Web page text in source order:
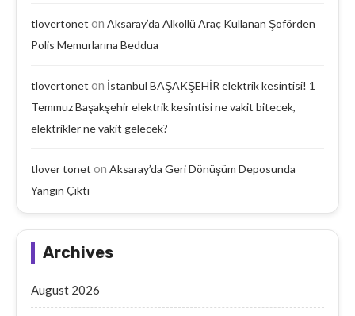
tlovertonet on Aksaray’da Alkollü Araç Kullanan Şoförden
Polis Memurlarına Beddua
tlovertonet on İstanbul BAŞAKŞEHİR elektrik kesintisi! 1
Temmuz Başakşehir elektrik kesintisi ne vakit bitecek,
elektrikler ne vakit gelecek?
tlover tonet on Aksaray’da Geri Dönüşüm Deposunda
Yangın Çıktı
Archives
August 2026